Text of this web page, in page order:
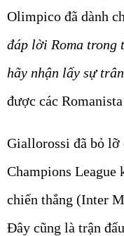
Olimpico đã dành
đáp lời Roma trong
hãy nhận lấy sự
được các
Giallorossi đã bỏ lỡ
Champions League
chiến thắng (Inter
Đây cũng là trận